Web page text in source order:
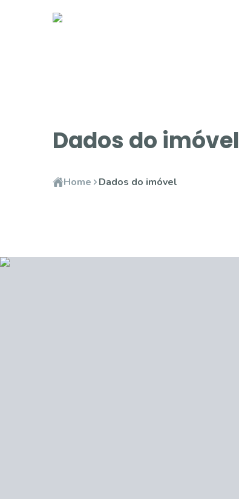
Dados do imóvel
Home Dados do imóvel